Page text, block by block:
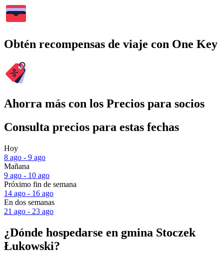
Obtén recompensas de viaje con One Key
Ahorra más con los Precios para socios
Consulta precios para estas fechas
Hoy
8 ago - 9 ago
Mañana
9 ago - 10 ago
Próximo fin de semana
14 ago - 16 ago
En dos semanas
21 ago - 23 ago
¿Dónde hospedarse en gmina Stoczek
Łukowski?